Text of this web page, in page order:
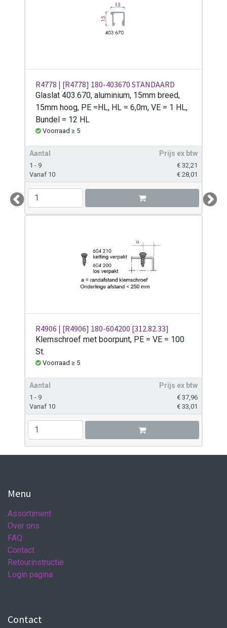
R4778 | [R4778] 180-403670 STANDAARD
Glaslat 403.670, aluminium, 15mm breed,
15mm hoog, PE =HL, HL = 6,0m, VE = 1 HL,
Bundel = 12 HL
Voorraad ≥ 5
Aantal Prijs ex btw
1 - 9 € 32,21
Vanaf 10
€ 28,01
R4906 | [R4906] 180-604200 [312.82.33]
Klemschroef met boorpunt, PE = VE = 100
St.
Voorraad ≥ 5
Aantal Prijs ex btw
1 - 9 € 37,96
Vanaf 10
€ 33,01
Previous Next
Menu
Assortiment
Over ons
FAQ
Contact
Retourinstructie
Login pagina
Contact